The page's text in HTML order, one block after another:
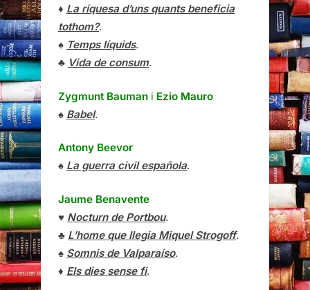
♦ La riquesa d’uns quants beneficia
tothom?.
♠ Temps líquids.
♣ Vida de consum.
Zygmunt Bauman i Ezio Mauro
♠ Babel.
Antony Beevor
♠ La guerra civil española.
Jaume Benavente
♥ Nocturn de Portbou.
♣ L’home que llegia Miquel Strogoff.
♠ Somnis de Valparaíso.
♦ Els dies sense fi.